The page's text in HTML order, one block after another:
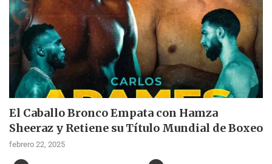
El Caballo Bronco Empata con Hamza
Sheeraz y Retiene su Título Mundial de Boxeo
febrero 22, 2025